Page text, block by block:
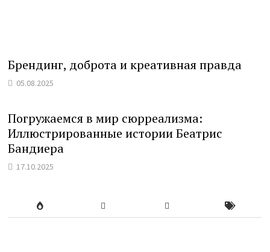
Брендинг, доброта и креативная правда
05.08.2025
Погружаемся в мир сюрреализма:
Иллюстрированные истории Беатрис
Бандиера
17.10.2025